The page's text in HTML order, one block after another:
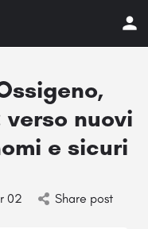
nuovi
e sicuri
02 Share post